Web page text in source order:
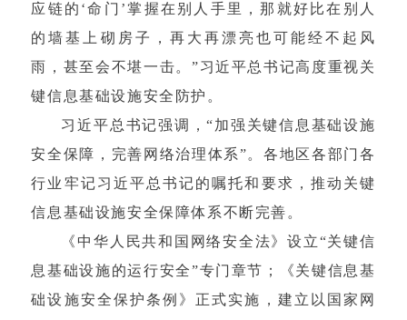
应链的‘命门’掌握在别人手里，那就好比在别人
的墙基上砌房子，再大再漂亮也可能经不起风
雨，甚至会不堪一击。”习近平总书记高度重视关
键信息基础设施安全防护。
习近平总书记强调，“加强关键信息基础设施
安全保障，完善网络治理体系”。各地区各部门各
行业牢记习近平总书记的嘱托和要求，推动关键
信息基础设施安全保障体系不断完善。
《中华人民共和国网络安全法》设立“关键信
息基础设施的运行安全”专门章节；《关键信息基
础设施安全保护条例》正式实施，建立以国家网